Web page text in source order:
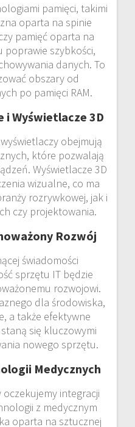
pamięci, takimi
oparta na spinie
pamięć oparta na
poprawie szybkości,
danych. To
obszary od
po pamięci RAM.
i Wyświetlacze 3D
obejmują
które pozwalają
Wyświetlacze 3D
wizualne, co ma
rozrywkowej, jak i
czy projektowania.
Rozwój
świadomości
sprzętu IT będzie
rozwojowi.
dla środowiska,
a także efektywne
się kluczowymi
nowego sprzętu.
Medycznych
integracji
z medycznym
oparta na sztucznej